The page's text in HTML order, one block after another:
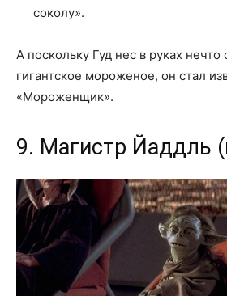
соколу».
А поскольку Гуд нес в руках
гигантское мороженое, он стал
«Мороженщик».
9. Магистр Йаддль